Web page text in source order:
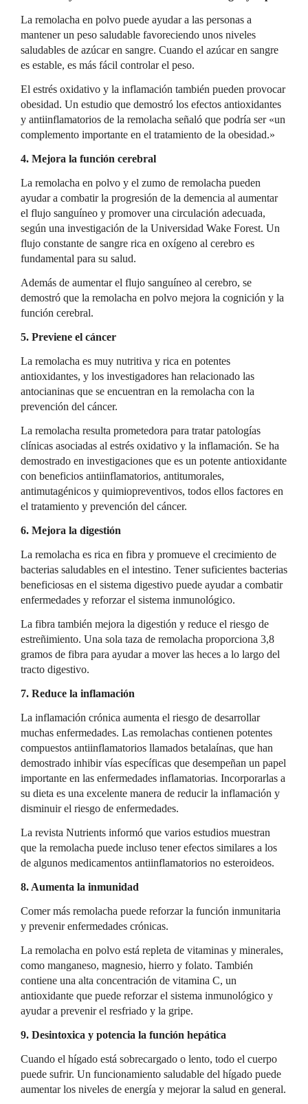
La remolacha en polvo puede ayudar a las personas a
mantener un peso saludable favoreciendo unos niveles
saludables de azúcar en sangre. Cuando el azúcar en sangre
es estable, es más fácil controlar el peso.
El estrés oxidativo y la inflamación también pueden provocar
obesidad. Un estudio que demostró los efectos antioxidantes
y antiinflamatorios de la remolacha señaló que podría ser «un
complemento importante en el tratamiento de la obesidad.»
4. Mejora la función cerebral
La remolacha en polvo y el zumo de remolacha pueden
ayudar a combatir la progresión de la demencia al aumentar
el flujo sanguíneo y promover una circulación adecuada,
según una investigación de la Universidad Wake Forest. Un
flujo constante de sangre rica en oxígeno al cerebro es
fundamental para su salud.
Además de aumentar el flujo sanguíneo al cerebro, se
demostró que la remolacha en polvo mejora la cognición y la
función cerebral.
5. Previene el cáncer
La remolacha es muy nutritiva y rica en potentes
antioxidantes, y los investigadores han relacionado las
antocianinas que se encuentran en la remolacha con la
prevención del cáncer.
La remolacha resulta prometedora para tratar patologías
clínicas asociadas al estrés oxidativo y la inflamación. Se ha
demostrado en investigaciones que es un potente antioxidante
con beneficios antiinflamatorios, antitumorales,
antimutagénicos y quimiopreventivos, todos ellos factores en
el tratamiento y prevención del cáncer.
6. Mejora la digestión
La remolacha es rica en fibra y promueve el crecimiento de
bacterias saludables en el intestino. Tener suficientes bacterias
beneficiosas en el sistema digestivo puede ayudar a combatir
enfermedades y reforzar el sistema inmunológico.
La fibra también mejora la digestión y reduce el riesgo de
estreñimiento. Una sola taza de remolacha proporciona 3,8
gramos de fibra para ayudar a mover las heces a lo largo del
tracto digestivo.
7. Reduce la inflamación
La inflamación crónica aumenta el riesgo de desarrollar
muchas enfermedades. Las remolachas contienen potentes
compuestos antiinflamatorios llamados betalaínas, que han
demostrado inhibir vías específicas que desempeñan un papel
importante en las enfermedades inflamatorias. Incorporarlas a
su dieta es una excelente manera de reducir la inflamación y
disminuir el riesgo de enfermedades.
La revista Nutrients informó que varios estudios muestran
que la remolacha puede incluso tener efectos similares a los
de algunos medicamentos antiinflamatorios no esteroideos.
8. Aumenta la inmunidad
Comer más remolacha puede reforzar la función inmunitaria
y prevenir enfermedades crónicas.
La remolacha en polvo está repleta de vitaminas y minerales,
como manganeso, magnesio, hierro y folato. También
contiene una alta concentración de vitamina C, un
antioxidante que puede reforzar el sistema inmunológico y
ayudar a prevenir el resfriado y la gripe.
9. Desintoxica y potencia la función hepática
Cuando el hígado está sobrecargado o lento, todo el cuerpo
puede sufrir. Un funcionamiento saludable del hígado puede
aumentar los niveles de energía y mejorar la salud en general.